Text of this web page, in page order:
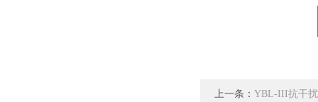
上一条： YBL-III抗干